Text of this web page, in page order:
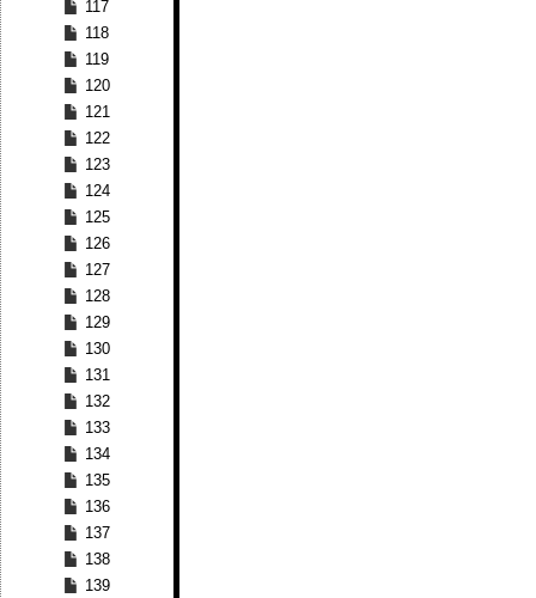
117
118
119
120
121
122
123
124
125
126
127
128
129
130
131
132
133
134
135
136
137
138
139